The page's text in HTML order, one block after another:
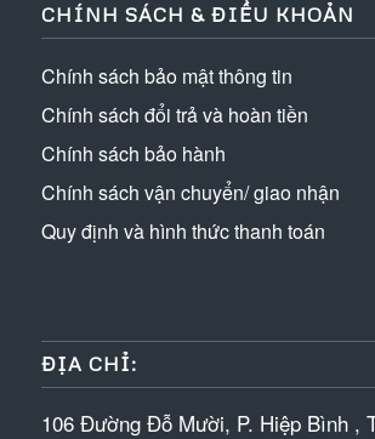
CHÍNH SÁCH & ĐIỀU KHOẢN
Chính sách bảo mật thông tin
Chính sách đổi trả và hoàn tiền
Chính sách bảo hành
Chính sách vận chuyển/ giao nhận
Quy định và hình thức thanh toán
ĐỊA CHỈ:
106 Đường Đỗ Mười, P. Hiệp Bình ,